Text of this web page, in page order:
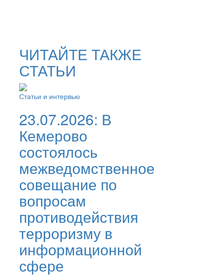
ЧИТАЙТЕ ТАКЖЕ
СТАТЬИ
Статьи и интервью
23.07.2026: В
Кемерово
состоялось
межведомственное
совещание по
вопросам
противодействия
терроризму в
информационной
сфере